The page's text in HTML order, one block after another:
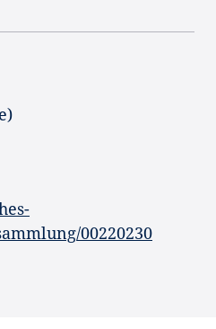
00220230